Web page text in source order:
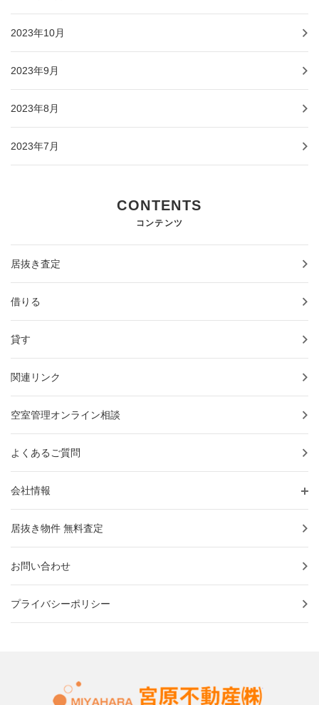
2023年10月
2023年9月
2023年8月
2023年7月
CONTENTS
コンテンツ
居抜き査定
借りる
貸す
関連リンク
空室管理オンライン相談
よくあるご質問
会社情報
居抜き物件 無料査定
お問い合わせ
プライバシーポリシー